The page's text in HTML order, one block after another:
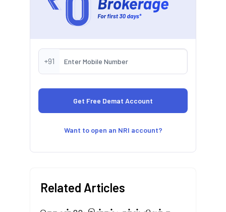
+91
Want to open an NRI account?
Related Articles